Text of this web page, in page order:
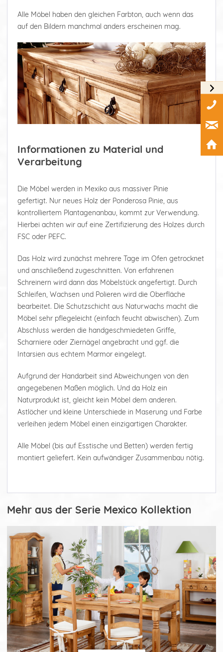
Alle Möbel haben den gleichen Farbton, auch wenn das
auf den Bildern manchmal anders erscheinen mag.
Informationen zu Material und
Verarbeitung
Die Möbel werden in Mexiko aus massiver Pinie
gefertigt. Nur neues Holz der Ponderosa Pinie, aus
kontrolliertem Plantagenanbau, kommt zur Verwendung.
Hierbei achten wir auf eine Zertifizierung des Holzes durch
FSC oder PEFC.
Das Holz wird zunächst mehrere Tage im Ofen getrocknet
und anschließend zugeschnitten. Von erfahrenen
Schreinern wird dann das Möbelstück angefertigt. Durch
Schleifen, Wachsen und Polieren wird die Oberfläche
bearbeitet. Die Schutzschicht aus Naturwachs macht die
Möbel sehr pflegeleicht (einfach feucht abwischen). Zum
Abschluss werden die handgeschmiedeten Griffe,
Scharniere oder Ziernägel angebracht und ggf. die
Intarsien aus echtem Marmor eingelegt.
Aufgrund der Handarbeit sind Abweichungen von den
angegebenen Maßen möglich. Und da Holz ein
Naturprodukt ist, gleicht kein Möbel dem anderen.
Astlöcher und kleine Unterschiede in Maserung und Farbe
verleihen jedem Möbel einen einzigartigen Charakter.
Alle Möbel (bis auf Esstische und Betten) werden fertig
montiert geliefert. Kein aufwändiger Zusammenbau nötig.
Mehr aus der Serie Mexico Kollektion